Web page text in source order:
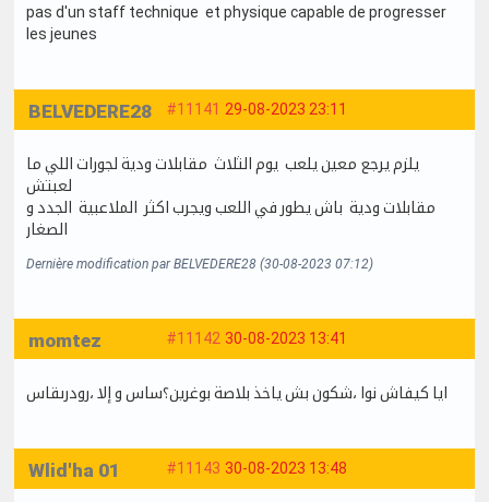
pas d'un staff technique et physique capable de progresser
les jeunes
#11141 29-08-2023 23:11
BELVEDERE28
يلزم يرجع معين يلعب يوم الثلاث مقابلات ودية لجورات اللي ما
لعبتش
مقابلات ودية باش يطور في اللعب ويجرب اكثر الملاعبية الجدد و
الصغار
Dernière modification par BELVEDERE28 (30-08-2023 07:12)
#11142 30-08-2023 13:41
momtez
ايا كيفاش نوا ،شكون بش ياخذ بلاصة بوغرين؟ساس و إلا ،رودرىقاس
#11143 30-08-2023 13:48
Wlid'ha 01